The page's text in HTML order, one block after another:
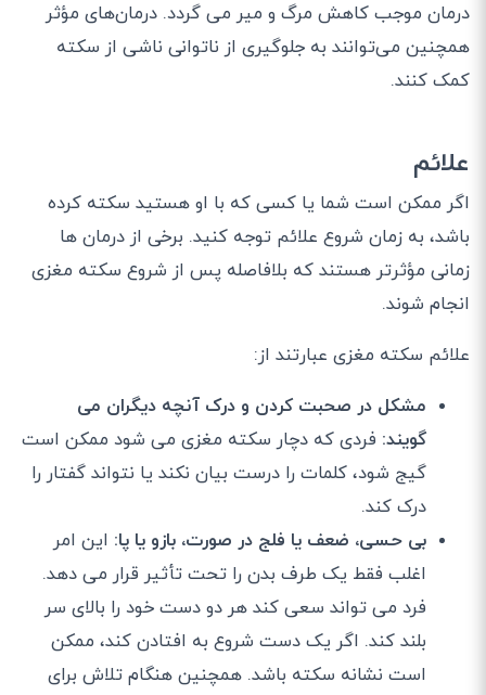
درمان موجب کاهش مرگ و میر می گردد. درمان‌های مؤثر
همچنین می‌توانند به جلوگیری از ناتوانی ناشی از سکته
کمک کنند.
علائم
اگر ممکن است شما یا کسی که با او هستید سکته کرده
باشد، به زمان شروع علائم توجه کنید. برخی از درمان ها
زمانی مؤثرتر هستند که بلافاصله پس از شروع سکته مغزی
انجام شوند.
علائم سکته مغزی عبارتند از:
مشکل در صحبت کردن و درک آنچه دیگران می
گویند: فردی که دچار سکته مغزی می شود ممکن است
گیج شود، کلمات را درست بیان نکند یا نتواند گفتار را
درک کند.
بی حسی، ضعف یا فلج در صورت، بازو یا پا: این امر
اغلب فقط یک طرف بدن را تحت تأثیر قرار می دهد.
فرد می تواند سعی کند هر دو دست خود را بالای سر
بلند کند. اگر یک دست شروع به افتادن کند، ممکن
است نشانه سکته باشد. همچنین هنگام تلاش برای